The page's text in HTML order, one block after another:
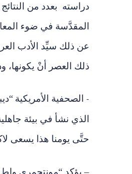
دراسته بعدد من
المقدَّسة في ضوء
عن ذلك سيِّد الأدب
ذلك العصر أنْ يكونها،
– الصحفية الأمريكية
الذي نشأ في بيئة
حتَّى يومنا هذا يسعى
– يؤكد “مونتجمري واط